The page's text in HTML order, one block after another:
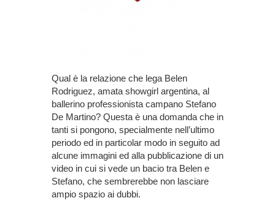
Qual è la relazione che lega Belen
Rodriguez, amata showgirl argentina, al
ballerino professionista campano Stefano
De Martino? Questa è una domanda che in
tanti si pongono, specialmente nell’ultimo
periodo ed in particolar modo in seguito ad
alcune immagini ed alla pubblicazione di un
video in cui si vede un bacio tra Belen e
Stefano, che sembrerebbe non lasciare
ampio spazio ai dubbi.